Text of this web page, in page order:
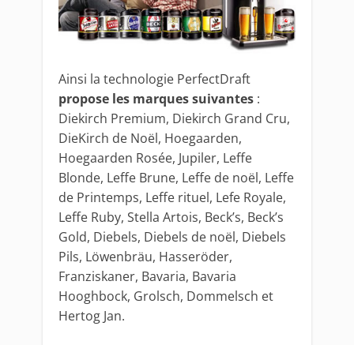
Ainsi la technologie PerfectDraft
propose les marques suivantes :
Diekirch Premium, Diekirch Grand Cru,
DieKirch de Noël, Hoegaarden,
Hoegaarden Rosée, Jupiler, Leffe
Blonde, Leffe Brune, Leffe de noël, Leffe
de Printemps, Leffe rituel, Lefe Royale,
Leffe Ruby, Stella Artois, Beck’s, Beck’s
Gold, Diebels, Diebels de noël, Diebels
Pils, Löwenbräu, Hasseröder,
Franziskaner, Bavaria, Bavaria
Hooghbock, Grolsch, Dommelsch et
Hertog Jan.